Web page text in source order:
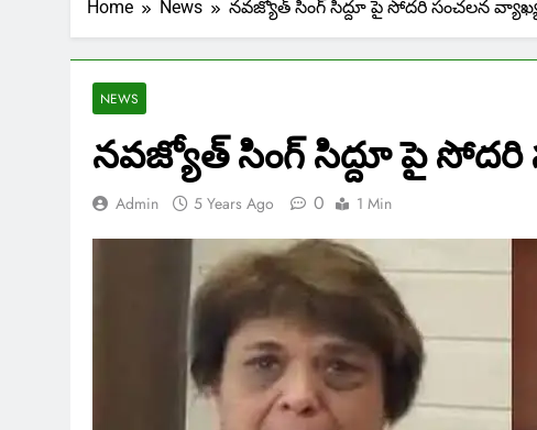
Home News నవజ్యోత్ సింగ్ సిద్దూ పై సోదరి సంచలన
NEWS
నవజ్యోత్ సింగ్ సిద్దూ పై సోదరి
Admin 5 Years Ago 0 1 Min